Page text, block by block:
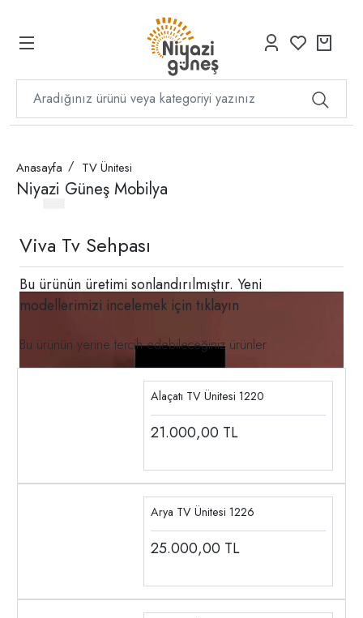
Anasayfa TV Ünitesi
Niyazi Güneş Mobilya
Viva Tv Sehpası
Bu ürünün üretimi sonlandırılmıştır. Yeni
modellerimizi incelemek için tıklayın
Bu ürünün yerine tercih edebileceğiniz ürünler
Alaçatı TV Ünitesi 1220
21.000,00 TL
Arya TV Ünitesi 1226
25.000,00 TL